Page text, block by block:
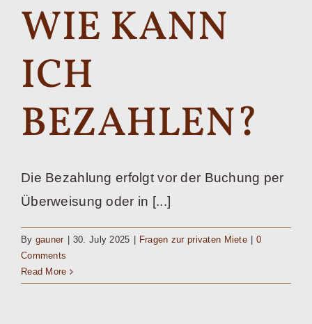
WIE KANN
ICH
BEZAHLEN?
Die Bezahlung erfolgt vor der Buchung per
Überweisung oder in [...]
By gauner 30. July 2025 Fragen zur privaten Miete
0
Comments
Read More